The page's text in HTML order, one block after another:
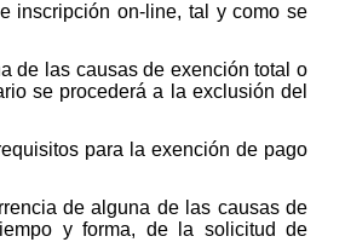
inscripción on-line, tal y como se
de las causas de exención total o
se procederá a la exclusión del
para la exención de pago
de alguna de las causas de
y forma, de la solicitud de